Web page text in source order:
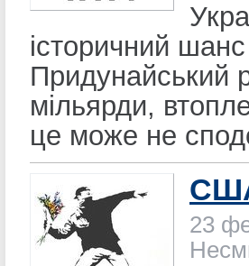
історичний
Придунайський
мільярди,
це може не
23